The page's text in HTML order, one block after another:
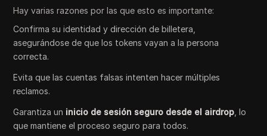
Hay varias razones por las que esto es importante:
Confirma su identidad y dirección de billetera,
asegurándose de que los tokens vayan a la persona
correcta.
Evita que las cuentas falsas intenten hacer múltiples
reclamos.
Garantiza un inicio de sesión seguro desde el airdrop, lo
que mantiene el proceso seguro para todos.